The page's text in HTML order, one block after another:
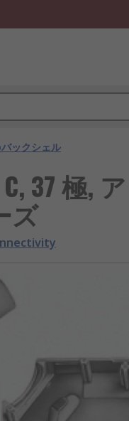
ックシェル
37 極, ア
ズ